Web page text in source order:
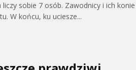
liczy sobie 7 osób. Zawodnicy i ich konie
W końcu, ku uciesze...